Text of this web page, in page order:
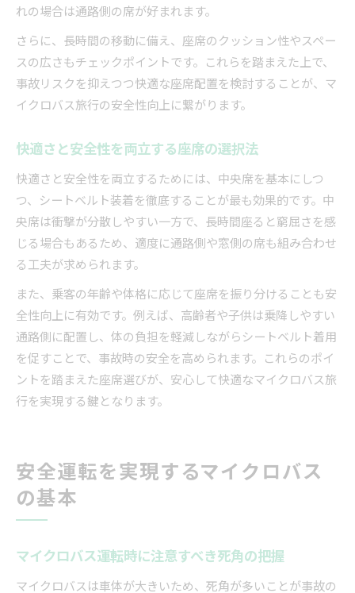
れの場合は通路側の席が好まれます。
さらに、長時間の移動に備え、座席のクッション性やスペー
スの広さもチェックポイントです。これらを踏まえた上で、
事故リスクを抑えつつ快適な座席配置を検討することが、マ
イクロバス旅行の安全性向上に繋がります。
快適さと安全性を両立する座席の選択法
快適さと安全性を両立するためには、中央席を基本にしつ
つ、シートベルト装着を徹底することが最も効果的です。中
央席は衝撃が分散しやすい一方で、長時間座ると窮屈さを感
じる場合もあるため、適度に通路側や窓側の席も組み合わせ
る工夫が求められます。
また、乗客の年齢や体格に応じて座席を振り分けることも安
全性向上に有効です。例えば、高齢者や子供は乗降しやすい
通路側に配置し、体の負担を軽減しながらシートベルト着用
を促すことで、事故時の安全を高められます。これらのポイ
ントを踏まえた座席選びが、安心して快適なマイクロバス旅
行を実現する鍵となります。
安全運転を実現するマイクロバス
の基本
マイクロバス運転時に注意すべき死角の把握
マイクロバスは車体が大きいため、死角が多いことが事故の